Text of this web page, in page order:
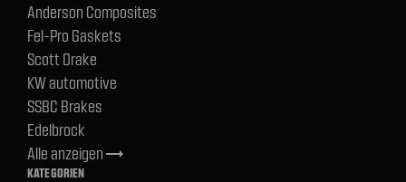
Anderson Composites
Fel-Pro Gaskets
Scott Drake
KW automotive
SSBC Brakes
Edelbrock
Alle anzeigentrending_flat
KATEGORIEN